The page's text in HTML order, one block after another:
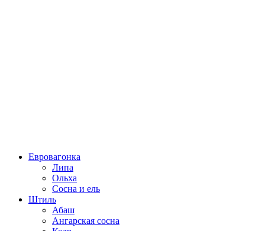
Евровагонка
Липа
Ольха
Сосна и ель
Штиль
Абаш
Ангарская сосна